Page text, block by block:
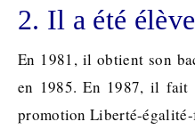
2. Il a été
En 1981, il obtient son
en 1985. En 1987, il fait
promotion Liberté-